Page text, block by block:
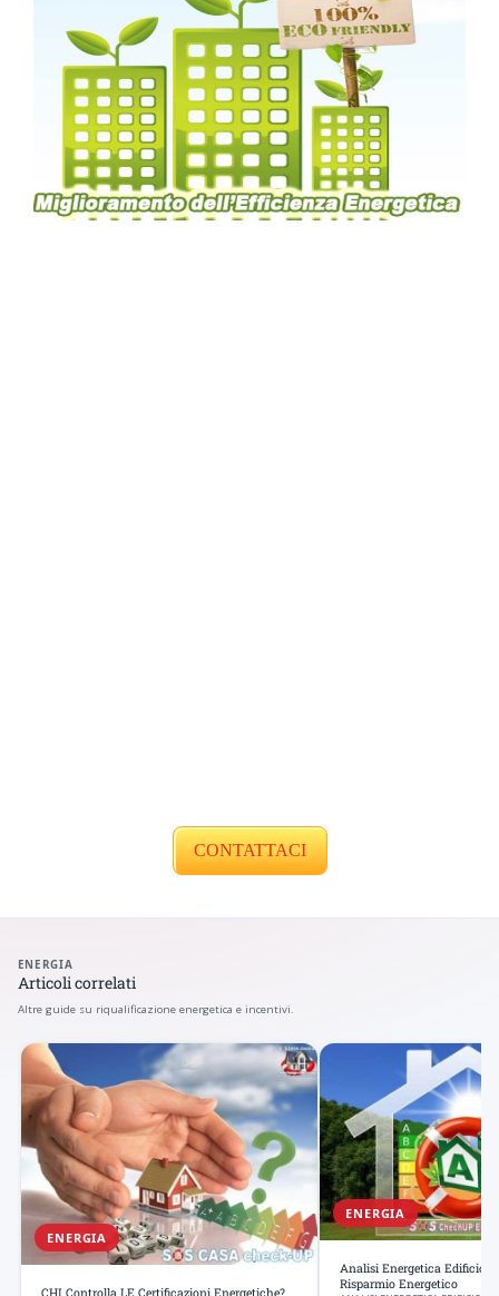
CONTATTACI
ENERGIA
Articoli correlati
Altre guide su riqualificazione energetica e incentivi.
ENERGIA
CHI Controlla LE Certificazioni Energetiche?
ENERGIA
Analisi Energetica Edificio:
Risparmio Energetico